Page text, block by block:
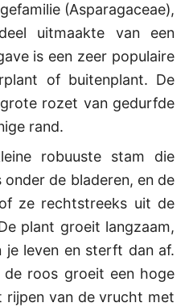
(Asparagaceae),
uitmaakte van een
is een zeer populaire
of buitenplant. De
rozet van gedurfde
rand.
robuuste stam die
de bladeren, en de
ze rechtstreeks uit de
plant groeit langzaam,
je leven en sterft dan af.
roos groeit een hoge
rijpen van de vrucht met